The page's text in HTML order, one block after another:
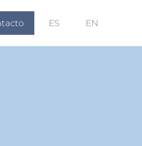
ES EN